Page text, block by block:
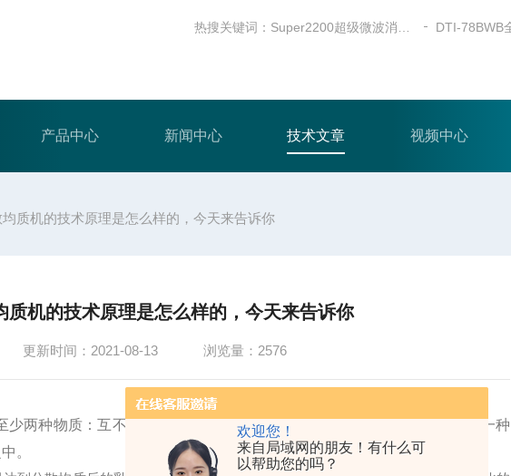
欢迎您！
来自局域网的朋友！有什么可
以帮助您的吗？
热搜关键词：
产品中心 新闻中心 技术文章 视频中心
质机的技术原理是怎么样的，今天来告诉你
质机的技术原理是怎么样的，今天来告诉你
更新时间：2021-08-13 浏览量：2576
少两种物质：互不相溶，或难以相溶，或不发生化学反应。分散过程是由一种
。